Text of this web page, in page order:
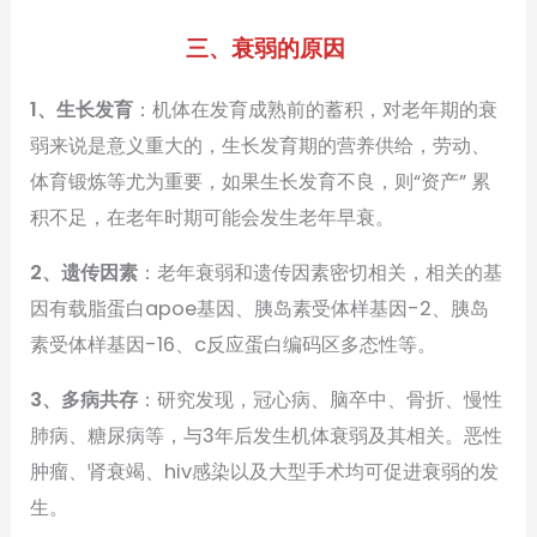
三、衰弱的原因
1、生长发育 ：机体在发育成熟前的蓄积，对老年期的衰
弱来说是意义重大的，生长发育期的营养供给，劳动、
体育锻炼等尤为重要，如果生长发育不良，则“资产” 累
积不足，在老年时期可能会发生老年早衰。
2、遗传因素 ：老年衰弱和遗传因素密切相关，相关的基
因有载脂蛋白apoe基因、胰岛素受体样基因-2、胰岛
素受体样基因-16、c反应蛋白编码区多态性等。
3、多病共存 ：研究发现，冠心病、脑卒中、骨折、慢性
肺病、糖尿病等，与3年后发生机体衰弱及其相关。恶性
肿瘤、肾衰竭、hiv感染以及大型手术均可促进衰弱的发
生。